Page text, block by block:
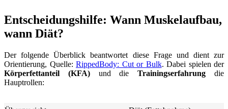
Entscheidungshilfe: Wann Muskelaufbau,
wann Diät?
Der folgende Überblick beantwortet diese Frage und dient zur
Orientierung, Quelle: RippedBody: Cut or Bulk. Dabei spielen der
Körperfettanteil (KFA)und dieTrainingserfahrung die
Hauptrollen: